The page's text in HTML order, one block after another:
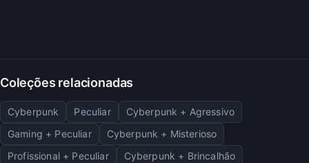
Coleções relacionadas
Cyberpunk Peculiar
Cyberpunk + Agressivo
Gaming + Peculiar
Cyberpunk + Misterioso
Profissional + Peculiar
Cyberpunk + Brincalhão